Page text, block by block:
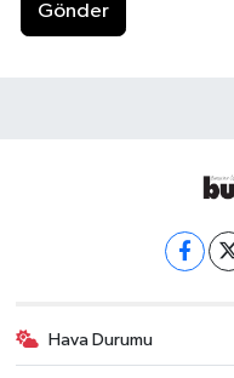
Gönder
Hava Durumu